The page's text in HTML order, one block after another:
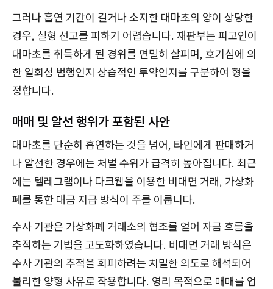
그러나 흡연 기간이 길거나 소지한 대마초의 양이 상당한
경우, 실형 선고를 피하기 어렵습니다. 재판부는 피고인이
대마초를 취득하게 된 경위를 면밀히 살피며, 호기심에 의
한 일회성 범행인지 상습적인 투약인지를 구분하여 형을
정합니다.
매매 및 알선 행위가 포함된 사안
대마초를 단순히 흡연하는 것을 넘어, 타인에게 판매하거
나 알선한 경우에는 처벌 수위가 급격히 높아집니다. 최근
에는 텔레그램이나 다크웹을 이용한 비대면 거래, 가상화
폐를 통한 대금 지급 방식이 주를 이룹니다.
수사 기관은 가상화폐 거래소의 협조를 얻어 자금 흐름을
추적하는 기법을 고도화하였습니다. 비대면 거래 방식은
수사 기관의 추적을 회피하려는 치밀한 의도로 해석되어
불리한 양형 사유로 작용합니다. 영리 목적으로 매매를 업